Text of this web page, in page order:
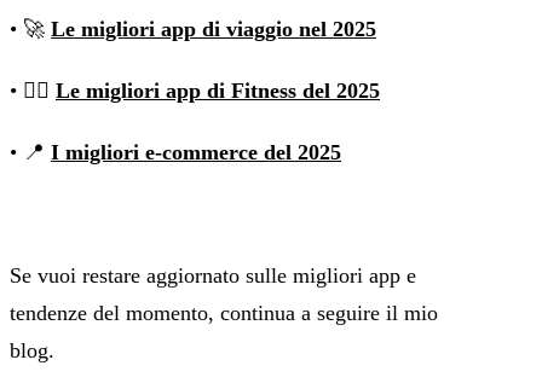
• 🚀 Le migliori app di viaggio nel 2025
• 🏋🏽 Le migliori app di Fitness del 2025
• 📍 I migliori e-commerce del 2025
Se vuoi restare aggiornato sulle migliori app e
tendenze del momento, continua a seguire il mio
blog.